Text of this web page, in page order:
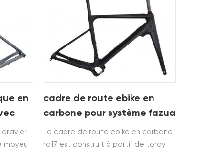
de
et a
Système moteur et acheminement
interne des câbles.
en
et
gravier
moyeu
cadre de route ebike en
carbone pour système fazua
Le cadre de route ebike en carbone
rd17 est construit à partir de toray